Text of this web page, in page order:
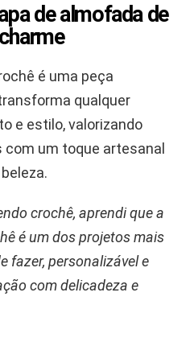
de almofada de
é uma peça
qualquer
e estilo, valorizando
um toque artesanal
crochê, aprendi que a
é um dos projetos mais
fazer, personalizável e
com delicadeza e